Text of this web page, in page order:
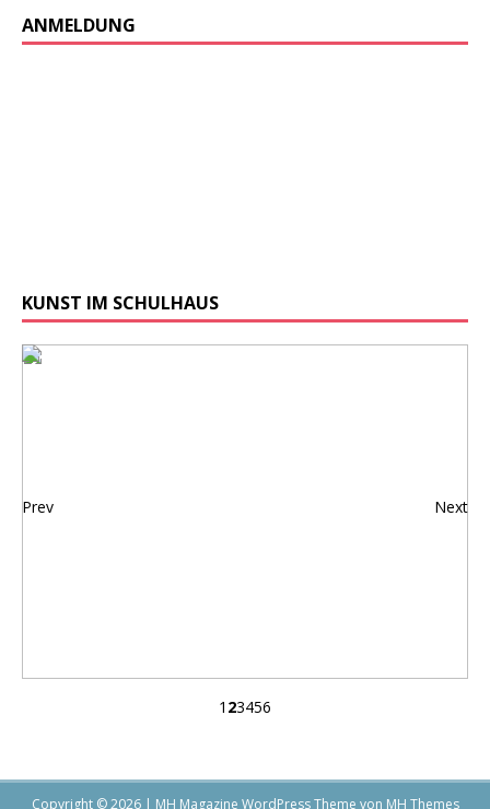
ANMELDUNG
KUNST IM SCHULHAUS
Prev Next
1 23456
Copyright © 2026 | MH Magazine WordPress Theme von MH Themes